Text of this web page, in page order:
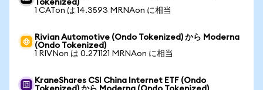
Tokenized)
1 CATon は 14.3593 MRNAon に相当
Rivian Automotive (Ondo Tokenized) から Moderna
(Ondo Tokenized)
1 RIVNon は 0.271121 MRNAon に相当
KraneShares CSI China Internet ETF (Ondo